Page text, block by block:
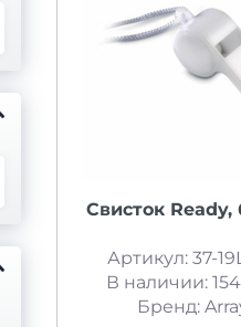
Свисток
Артикул: 37-
В наличии:
Бренд: